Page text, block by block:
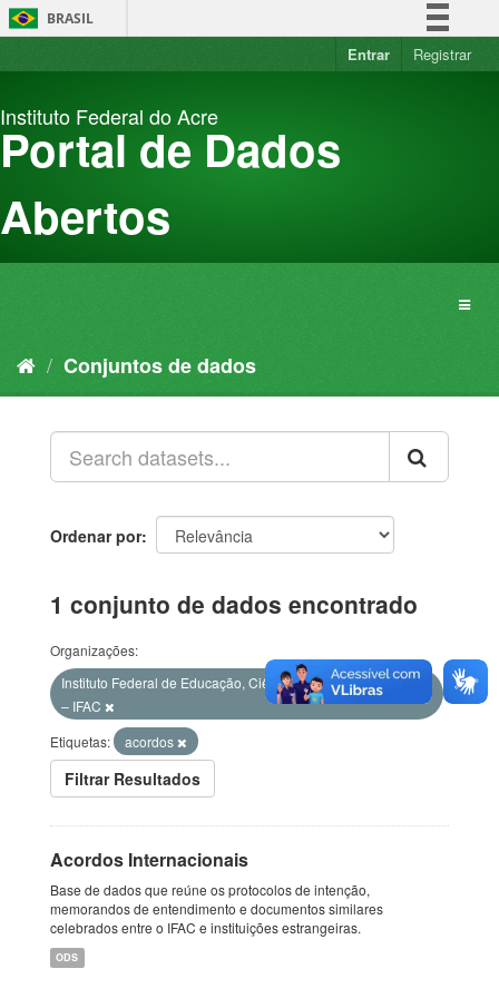
Pular
para
BRASIL
Simplifique!
Acesso à informação
Entrar Registrar
Instituto Federal do Acre
Portal de Dados
Abertos
Conjuntos de dados
Ordenar por
1 conjunto de dados encontrado
Organizações:
Instituto Federal de Educação, Ciência e Tecnologia do Acre
– IFAC
Etiquetas:
acordos
Filtrar Resultados
Acordos Internacionais
Base de dados que reúne os protocolos de intenção,
memorandos de entendimento e documentos similares
celebrados entre o IFAC e instituições estrangeiras.
ODS